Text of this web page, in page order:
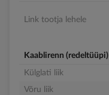
images
Link tootja lehele
Kaablirenn (redeltüüpi)
Külglati liik
Võru liik